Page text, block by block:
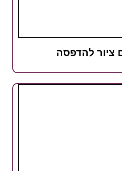
ציור להדפסה